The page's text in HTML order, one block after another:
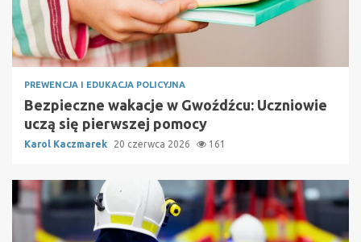
PREWENCJA I EDUKACJA POLICYJNA
Bezpieczne wakacje w Gwoźdźcu: Uczniowie
uczą się pierwszej pomocy
Karol Kaczmarek 20 czerwca 2026 161